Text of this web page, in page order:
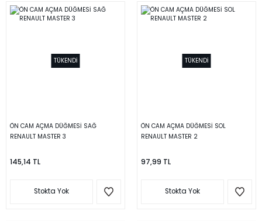
TÜKENDİ
ÖN CAM AÇMA DÜĞMESİ SAĞ
RENAULT MASTER 3
145,14 TL
Stokta Yok
TÜKENDİ
ÖN CAM AÇMA DÜĞMESİ SOL
RENAULT MASTER 2
97,99 TL
Stokta Yok